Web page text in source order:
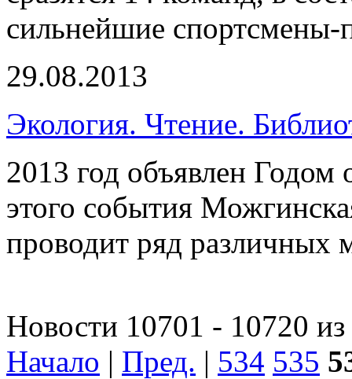
сильнейшие спортсмены-
29.08.2013
Экология. Чтение.
2013 год объявлен
этого события
проводит ряд различных
Новости 10701 - 10720
Начало | Пред. | 534 535